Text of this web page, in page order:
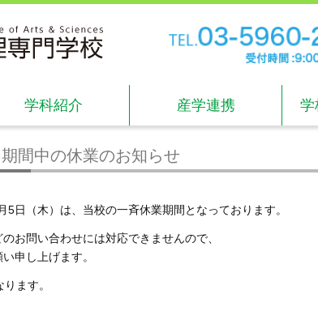
学科紹介 産学連携 学
間中の休業のお知らせ
日（木）は、当校の一斉休業期間となっております。
お問い合わせには対応できませんので、
申し上げます。
ます。